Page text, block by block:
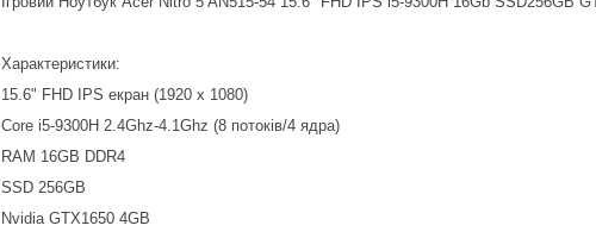
Характеристики:
15.6" FHD IPS екран (1920 x 1080)
Core i5-9300H 2.4Ghz-4.1Ghz (8 потоків/4 ядра)
RAM 16GB DDR4
SSD 256GB
Nvidia GTX1650 4GB